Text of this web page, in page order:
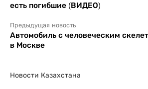
есть погибшие (ВИДЕО)
Предыдущая новость
Автомобиль с человеческим
в Москве
Новости Казахстана